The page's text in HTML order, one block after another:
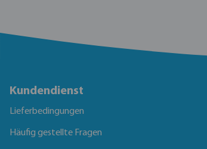
Kundendienst
Lieferbedingungen
Häufig gestellte Fragen